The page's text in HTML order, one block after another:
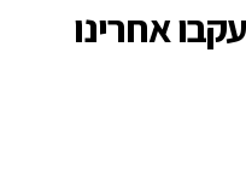
עקבו אחרינו